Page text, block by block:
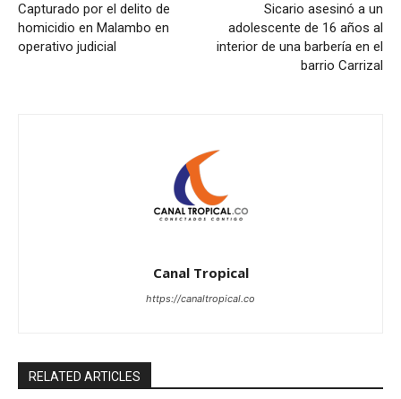
Capturado por el delito de
homicidio en Malambo en
operativo judicial
Sicario asesinó a un
adolescente de 16 años al
interior de una barbería en el
barrio Carrizal
Canal Tropical
https://canaltropical.co
RELATED ARTICLES